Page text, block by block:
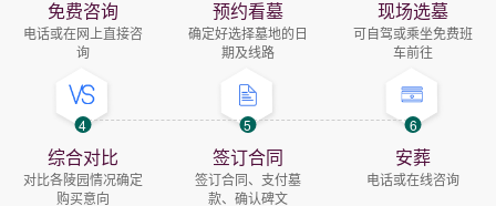
免费咨询
电话或在网上直接咨
询
预约看墓
确定好选择墓地的日
期及线路
现场选墓
可自驾或乘坐免费班
车前往
4
综合对比
对比各陵园情况确定
购买意向
5
签订合同
签订合同、支付墓
款、确认碑文
6
安葬
电话或在线咨询